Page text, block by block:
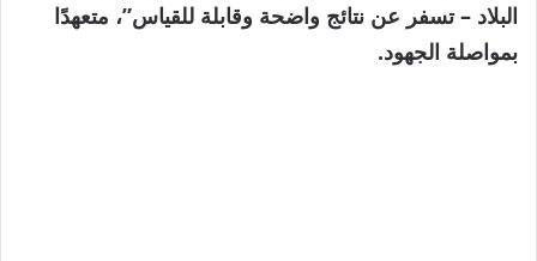
البلاد – تسفر عن نتائج واضحة وقابلة للقياس”، متعهدًا
بمواصلة الجهود.